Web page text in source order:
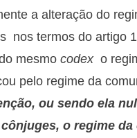
a alteração do
nos termos do artigo
mesmo codexo
pelo regime da
ou sendo ela
o regime